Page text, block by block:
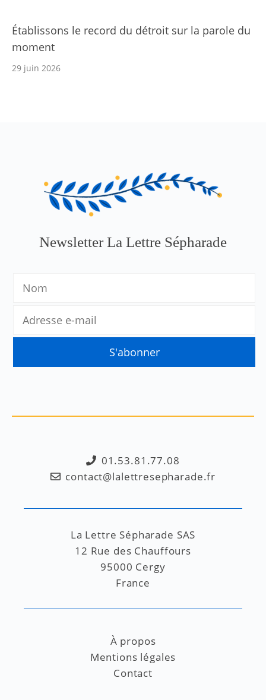
Établissons le record du détroit sur la parole du
moment
29 juin 2026
Newsletter La Lettre Sépharade
01.53.81.77.08
contact@lalettresepharade.fr
La Lettre Sépharade SAS
12 Rue des Chauffours
95000 Cergy
France
À propos
Mentions légales
Contact